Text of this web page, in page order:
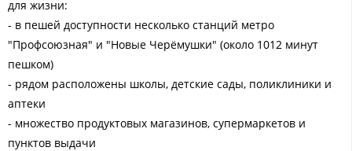
для жизни:
- в пешей доступности несколько станций метро
"Профсоюзная" и "Новые Черёмушки" (около 1012 минут
пешком)
- рядом расположены школы, детские сады, поликлиники и
аптеки
- множество продуктовых магазинов, супермаркетов и
пунктов выдачи